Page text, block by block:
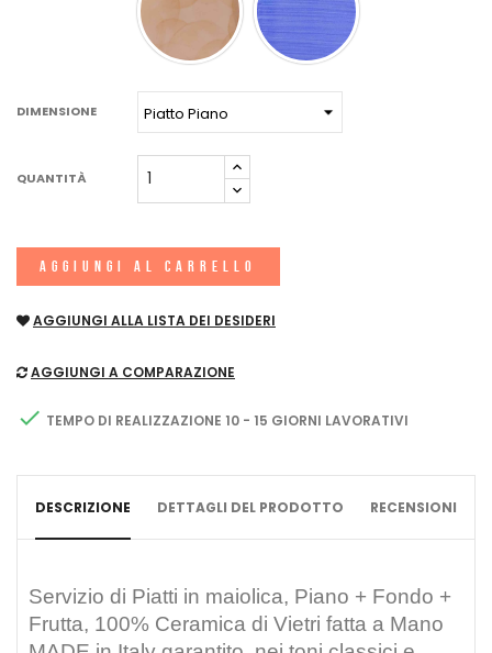
DIMENSIONE
QUANTITÀ
AGGIUNGI AL CARRELLO
AGGIUNGI ALLA LISTA DEI DESIDERI
AGGIUNGI A COMPARAZIONE
 TEMPO DI REALIZZAZIONE 10 - 15 GIORNI LAVORATIVI
DESCRIZIONE DETTAGLI DEL PRODOTTO RECENSIONI
Servizio di Piatti in maiolica, Piano + Fondo +
Frutta, 100% Ceramica di Vietri fatta a Mano